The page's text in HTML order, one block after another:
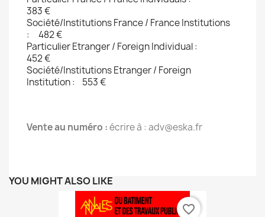
383 €
Société/Institutions France / France Institutions
: 482 €
Particulier Etranger / Foreign Individual :
452 € 
Société/Institutions Etranger / Foreign
Institution : 553 €
Vente au numéro :écrire à : adv@eska.fr
YOU MIGHT ALSO LIKE
favorite_border